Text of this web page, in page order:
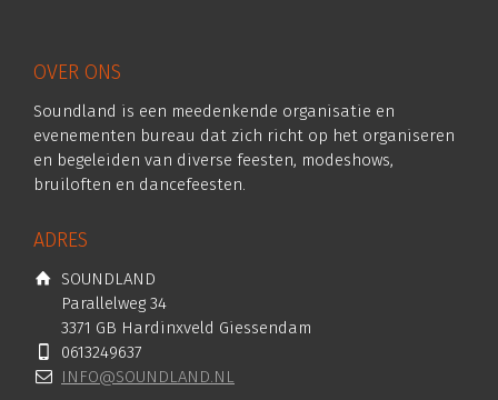
OVER ONS
Soundland is een meedenkende organisatie en
evenementen bureau dat zich richt op het organiseren
en begeleiden van diverse feesten, modeshows,
bruiloften en dancefeesten.
ADRES
SOUNDLAND
Parallelweg 34
3371 GB Hardinxveld Giessendam
0613249637
INFO@SOUNDLAND.NL